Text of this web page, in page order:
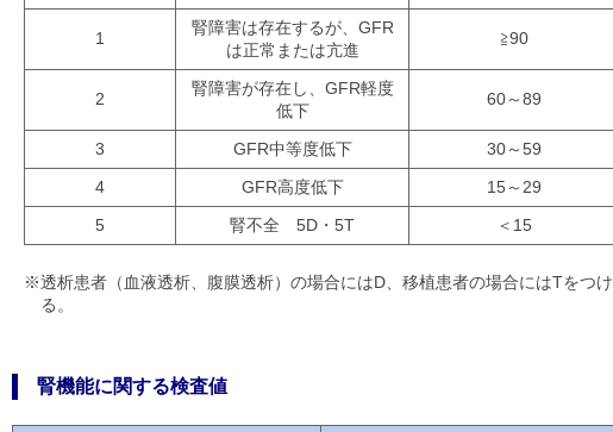
1
腎障害は存在するが、GFR
は正常または亢進
≧90
2
腎障害が存在し、GFR軽度
低下
60～89
3 GFR中等度低下
30～59
4
GFR高度低下
15～29
5
腎不全 5D・5T ＜15
※透析患者（血液透析、腹膜透析）の場合にはD、移植患者の場合にはTをつけ
る。
腎機能に関する検査値